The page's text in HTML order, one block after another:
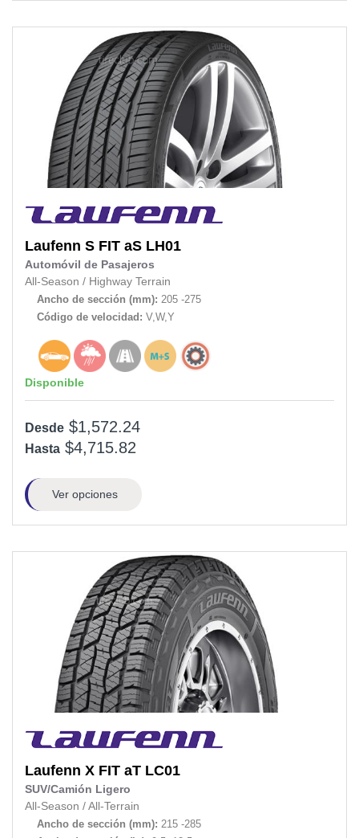
Laufenn S FIT aS LH01
Automóvil de Pasajeros
All-Season / Highway Terrain
Ancho de sección (mm): 205 -275
Código de velocidad: V,W,Y
Disponible
Desde $1,572.24
Hasta $4,715.82
Ver opciones
Laufenn X FIT aT LC01
SUV/Camión Ligero
All-Season / All-Terrain
Ancho de sección (mm): 215 -285